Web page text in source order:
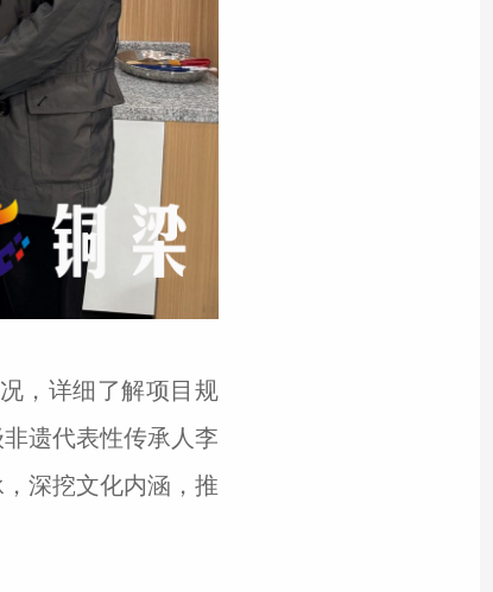
，详细了解项目规
遗代表性传承人李
深挖文化内涵，推